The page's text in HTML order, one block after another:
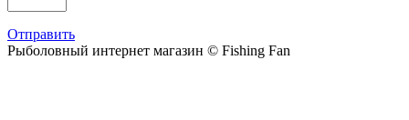
Отправить
Рыболовный интернет магазин © Fishing Fan